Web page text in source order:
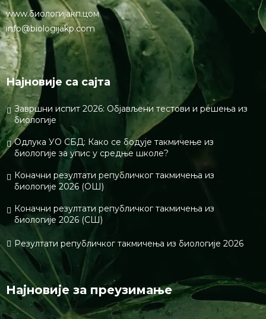
www.биологијакп.цом
info@biologijakp.com
Најновије са сајта
Завршни испит 2026: Објављени тестови и решења из
биологије
Одлука УО СБД: Како се бодује такмичење из
биологије за упис у средње школе?
Коначни резултати републичког такмичења из
биологије 2026 (ОШ)
Коначни резултати републичког такмичења из
биологије 2026 (СШ)
Резултати републичког такмичења из биологије 2026
Најновије за преузимање